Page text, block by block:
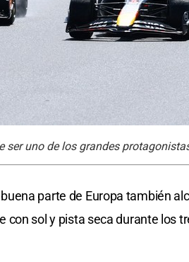
ser uno de los grandes
parte de Europa también
con sol y pista seca durante los